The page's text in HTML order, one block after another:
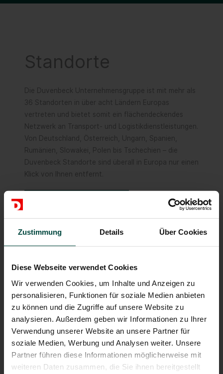
Zustimmung Details Über Cookies
Diese Webseite verwendet Cookies
Wir verwenden Cookies, um Inhalte und Anzeigen zu
personalisieren, Funktionen für soziale Medien anbieten
zu können und die Zugriffe auf unsere Website zu
analysieren. Außerdem geben wir Informationen zu Ihrer
Verwendung unserer Website an unsere Partner für
soziale Medien, Werbung und Analysen weiter. Unsere
Partner führen diese Informationen möglicherweise mit
weiteren Daten zusammen, die Sie ihnen bereitgestellt
Standorte
Die Duvenbeck Unternehmensgruppe ist mit mehr als
36 Standorten in über acht Ländern Europas
vertreten und bietet somit ein flächendeckendes
Netzwerk an Transport- und Logistikdienstleistungen.
Von Deutschland, Österreich, Ungarn, Spanien,
Rumänien, Slowakei, Polen bis Tschechien – die
Duvenbeck Standorte sind überall in Europa nur einen
Klick von Ihnen entfernt.